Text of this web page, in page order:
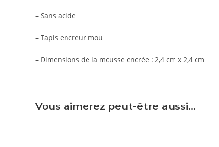
– Sans acide
– Tapis encreur mou
– Dimensions de la mousse encrée : 2,4 cm x 2,4 cm
Vous aimerez peut-être aussi…